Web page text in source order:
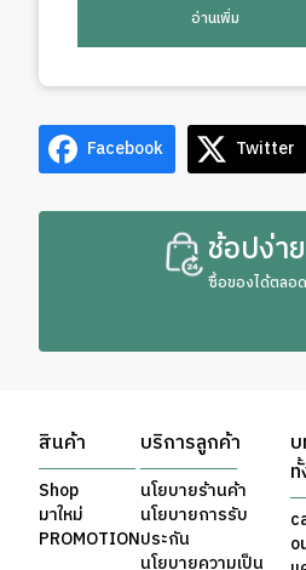
อ่านเพิ่ม
Facebook Twitter
ช้อปง่า
ซื้อของได้ตลอ
สินค้า
Shop
มาใหม่
PROMOTION
บริการลูกค้า
นโยบายร้านค้า
นโยบายการรับ
ประกัน
นโยบายความเป็น